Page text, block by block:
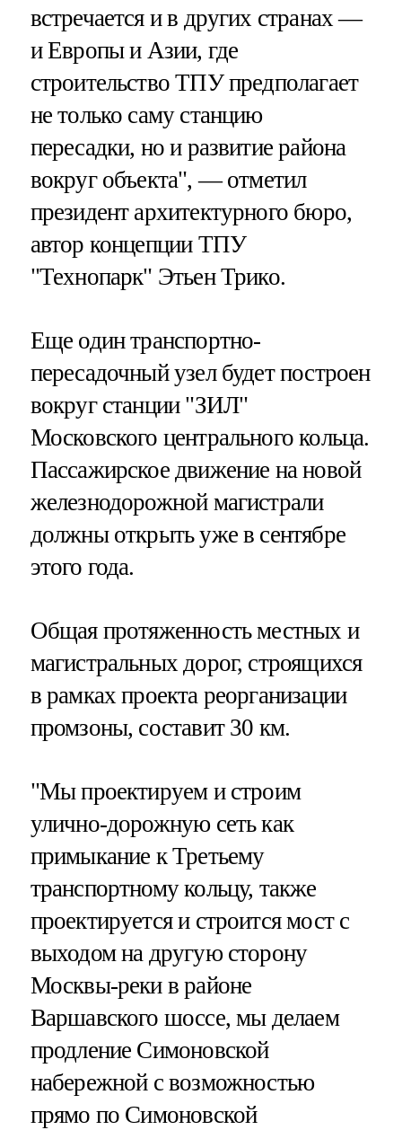
встречается и в других странах —
и Европы и Азии, где
строительство ТПУ предполагает
не только саму станцию
пересадки, но и развитие района
вокруг объекта", — отметил
президент архитектурного бюро,
автор концепции ТПУ
"Технопарк" Этьен Трико.
Еще один транспортно-
пересадочный узел будет построен
вокруг станции "ЗИЛ"
Московского центрального кольца.
Пассажирское движение на новой
железнодорожной магистрали
должны открыть уже в сентябре
этого года.
Общая протяженность местных и
магистральных дорог, строящихся
в рамках проекта реорганизации
промзоны, составит 30 км.
"Мы проектируем и строим
улично-дорожную сеть как
примыкание к Третьему
транспортному кольцу, также
проектируется и строится мост с
выходом на другую сторону
Москвы-реки в районе
Варшавского шоссе, мы делаем
продление Симоновской
набережной с возможностью
прямо по Симоновской